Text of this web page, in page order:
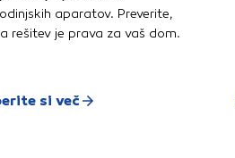
aparatov. Preverite,
rešitev je prava za vaš dom.
si več